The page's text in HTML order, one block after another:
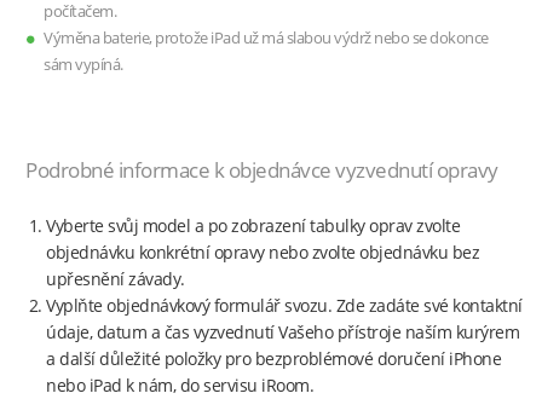
počítačem.
Výměna baterie, protože iPad už má slabou výdrž nebo se dokonce
sám vypíná.
Podrobné informace k objednávce vyzvednutí opravy
Vyberte svůj model a po zobrazení tabulky oprav zvolte
objednávku konkrétní opravy nebo zvolte objednávku bez
upřesnění závady.
Vyplňte objednávkový formulář svozu. Zde zadáte své kontaktní
údaje, datum a čas vyzvednutí Vašeho přístroje naším kurýrem
a další důležité položky pro bezproblémové doručení iPhone
nebo iPad k nám, do servisu iRoom.